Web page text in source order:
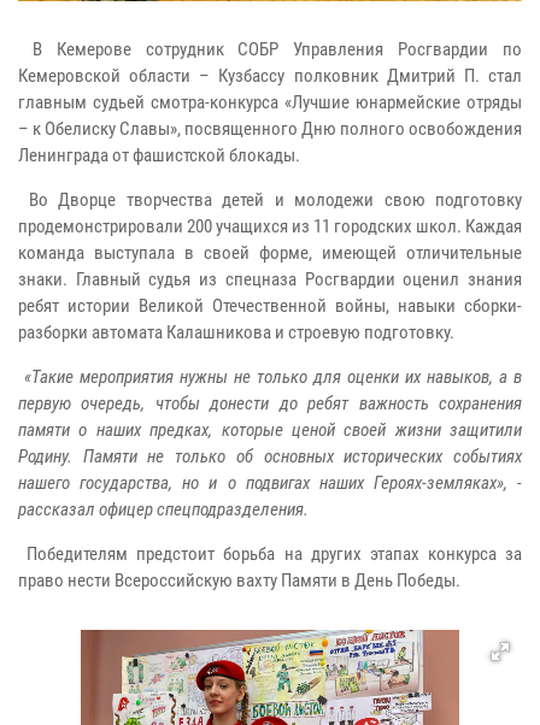
В Кемерове сотрудник СОБР Управления Росгвардии по
Кемеровской области – Кузбассу полковник Дмитрий П. стал
главным судьей смотра-конкурса «Лучшие юнармейские отряды
– к Обелиску Славы», посвященного Дню полного освобождения
Ленинграда от фашистской блокады.
Во Дворце творчества детей и молодежи свою подготовку
продемонстрировали 200 учащихся из 11 городских школ. Каждая
команда выступала в своей форме, имеющей отличительные
знаки. Главный судья из спецназа Росгвардии оценил знания
ребят истории Великой Отечественной войны, навыки сборки-
разборки автомата Калашникова и строевую подготовку.
«Такие мероприятия нужны не только для оценки их навыков, а в
первую очередь, чтобы донести до ребят важность сохранения
памяти о наших предках, которые ценой своей жизни защитили
Родину. Памяти не только об основных исторических событиях
нашего государства, но и о подвигах наших Героях-земляках», -
рассказал офицер спецподразделения.
Победителям предстоит борьба на других этапах конкурса за
право нести Всероссийскую вахту Памяти в День Победы.